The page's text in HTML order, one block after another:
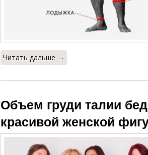
Читать дальше →
Объем груди талии
красивой женской